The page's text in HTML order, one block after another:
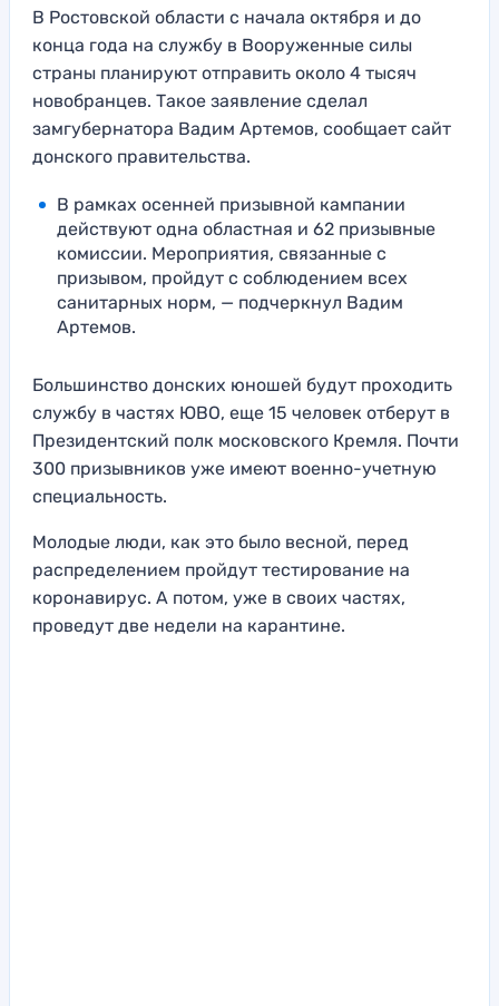
В Ростовской области с начала октября и до
конца года на службу в Вооруженные силы
страны планируют отправить около 4 тысяч
новобранцев. Такое заявление сделал
замгубернатора Вадим Артемов, сообщает сайт
донского правительства.
В рамках осенней призывной кампании
действуют одна областная и 62 призывные
комиссии. Мероприятия, связанные с
призывом, пройдут с соблюдением всех
санитарных норм, — подчеркнул Вадим
Артемов.
Большинство донских юношей будут проходить
службу в частях ЮВО, еще 15 человек отберут в
Президентский полк московского Кремля. Почти
300 призывников уже имеют военно-учетную
специальность.
Молодые люди, как это было весной, перед
распределением пройдут тестирование на
коронавирус. А потом, уже в своих частях,
проведут две недели на карантине.